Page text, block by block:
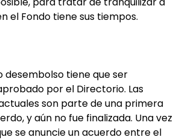
el Fondo tiene sus tiempos.
desembolso tiene que ser
por el Directorio. Las
son parte de una primera
y aún no fue finalizada. Una vez
se anuncie un acuerdo entre el